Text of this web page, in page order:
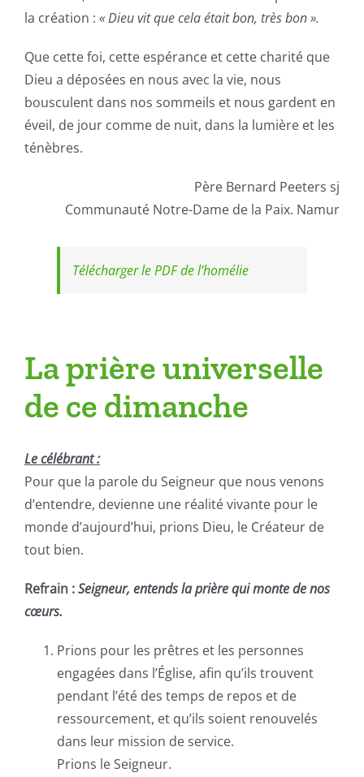
la création : « Dieu vit que cela était bon, très bon ».
Que cette foi, cette espérance et cette charité que
Dieu a déposées en nous avec la vie, nous
bousculent dans nos sommeils et nous gardent en
éveil, de jour comme de nuit, dans la lumière et les
ténèbres.
Père Bernard Peeters sj
Communauté Notre-Dame de la Paix. Namur
Télécharger le PDF de l’homélie
La prière universelle
de ce dimanche
Le célébrant :
Pour que la parole du Seigneur que nous venons
d’entendre, devienne une réalité vivante pour le
monde d’aujourd’hui, prions Dieu, le Créateur de
tout bien.
Refrain :Seigneur, entends la prière qui monte de nos
cœurs.
Prions pour les prêtres et les personnes
engagées dans l’Église, afin qu’ils trouvent
pendant l’été des temps de repos et de
ressourcement, et qu’ils soient renouvelés
dans leur mission de service.
Prions le Seigneur.